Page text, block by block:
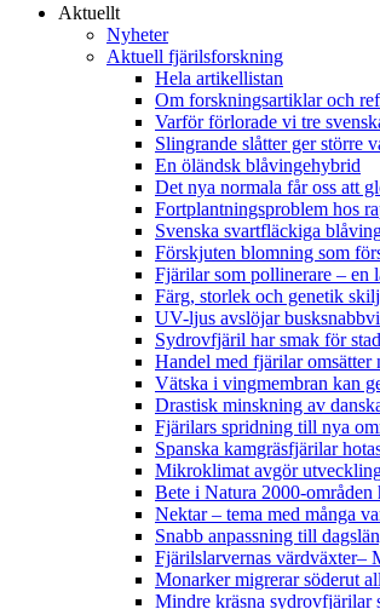
Aktuellt
Nyheter
Aktuell fjärilsforskning
Hela artikellistan
Om forskningsartiklar och
Varför förlorade vi tre
Slingrande slåtter ger större
En öländsk blåvingehybrid
Det nya normala får oss att
Fortplantningsproblem hos
Svenska svartfläckiga
Förskjuten blomning som
Fjärilar som pollinerare – en
Färg, storlek och genetik
UV-ljus avslöjar
Sydrovfjäril har smak för
Handel med fjärilar omsätter
Vätska i vingmembran kan
Drastisk minskning av
Fjärilars spridning till nya
Spanska kamgräsfjärilar
Mikroklimat avgör
Bete i Natura 2000-områden
Nektar – tema med många
Snabb anpassning till
Fjärilslarvernas värdväxter–
Monarker migrerar söderut
Mindre kräsna sydrovfjärilar